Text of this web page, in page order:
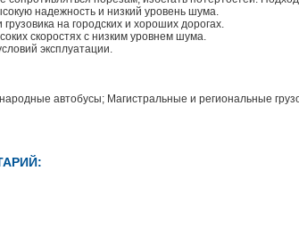
надежность и низкий уровень шума.
на городских и хороших дорогах.
скоростях с низким уровнем шума.
эксплуатации.
автобусы; Магистральные и региональные